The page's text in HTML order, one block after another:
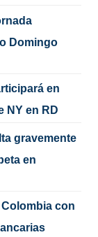
Domingo
en
NY en RD
gravemente
en
con